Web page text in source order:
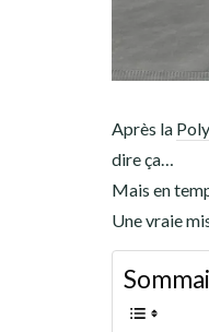
Après la
dire ça…
Mais en
Une vraie